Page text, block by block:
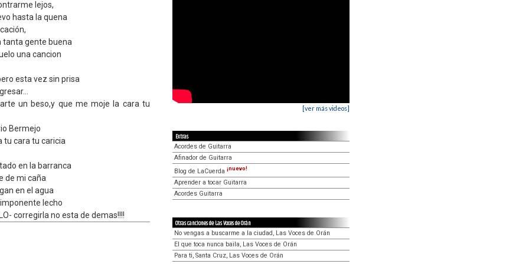
lejos,
hasta la quena
tanta gente buena
una cancion
esta vez sin prisa
un beso,y que me moje la cara tu
Bermejo
tu cara tu caricia
en la barranca
de mi caña
en el agua
lecho
corregirla no esta de demas!!!!
[ver más videos]
Extras
Acordes de Guitarra
Afinador de Guitarra
Blog de LaCuerda ¡nuevo!
Aprender a tocar Guitarra
Acordes Guitarra
Otras canciones de Las Voces de Orán
No vengas a buscarme a la ciudad, Las Voces de Orán
El que toca nunca baila, Las Voces de Orán
Para ti, Santa Cruz, Las Voces de Orán